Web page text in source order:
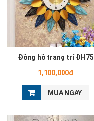
Đồng hồ trang trí ĐH75
1,100,000đ
MUA NGAY